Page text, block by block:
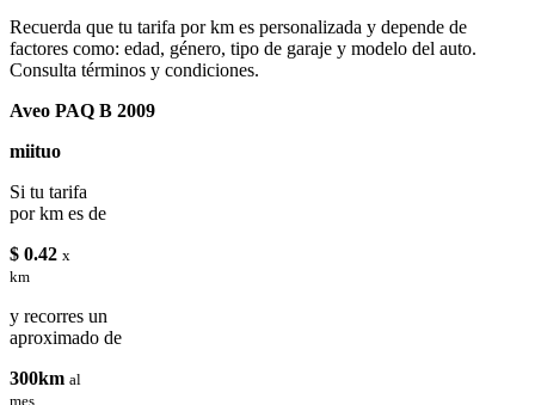
Recuerda que tu tarifa por km es personalizada y depende de
factores como: edad, género, tipo de garaje y modelo del auto.
Consulta términos y condiciones.
Aveo PAQ B 2009
miituo
Si tu tarifa
por km es de
$ 0.42 x
km
y recorres un
aproximado de
300km al
mes